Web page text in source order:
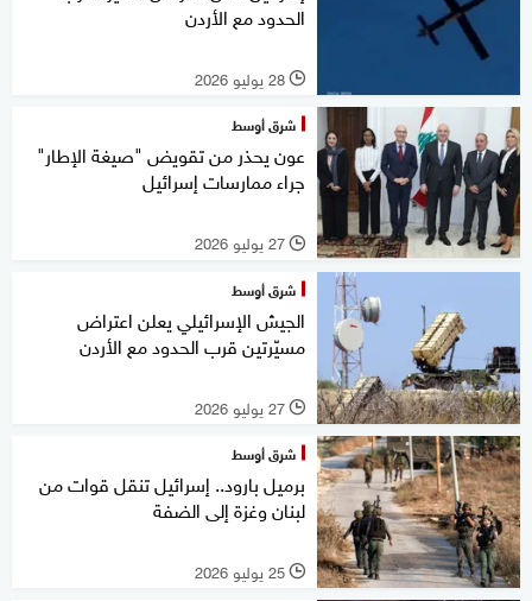
الحدود مع الأردن
l 28 يوليو 2026
شرق أوسط
عون يحذر من تقويض "صيغة الإطار"
جراء ممارسات إسرائيل
l 27 يوليو 2026
شرق أوسط
الجيش الإسرائيلي يعلن اعتراض
مسيّرتين قرب الحدود مع الأردن
l 27 يوليو 2026
شرق أوسط
برميل بارود.. إسرائيل تنقل قوات من
لبنان وغزة إلى الضفة
l 25 يوليو 2026